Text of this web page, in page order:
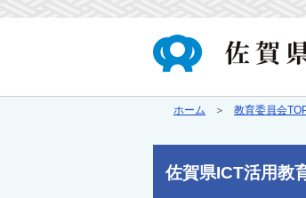
ホーム 教育委員会
佐賀県ICT活用教